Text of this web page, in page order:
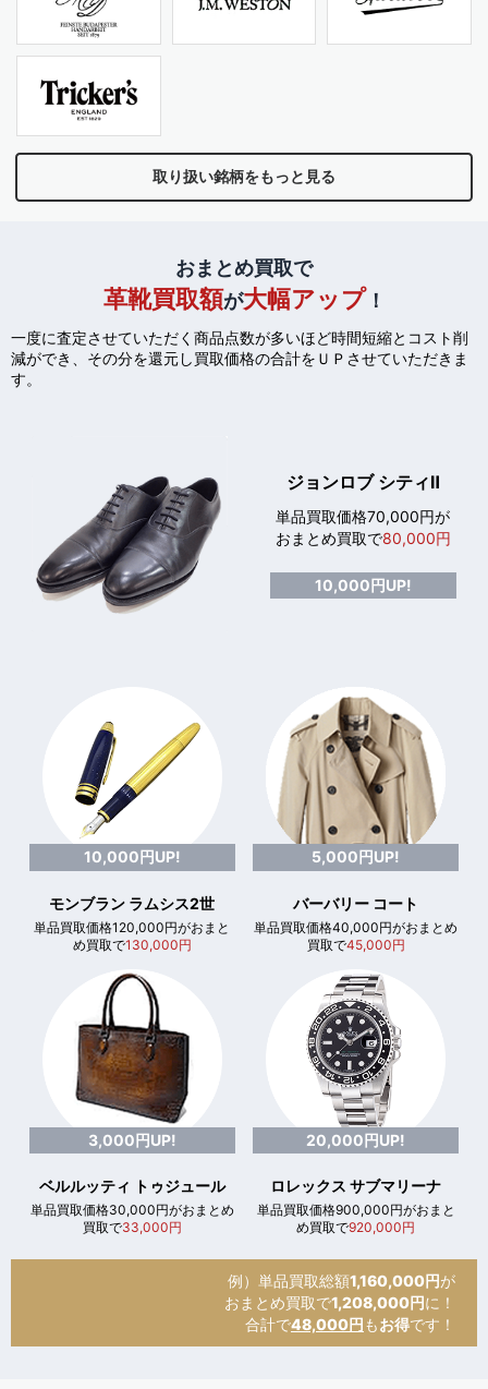
取り扱い銘柄をもっと見る
おまとめ買取で
革靴買取額が大幅アップ！
一度に査定させていただく商品点数が多いほど時間短縮とコスト削
減ができ、 その分を還元し買取価格の合計をＵＰさせていただきま
す。
ジョンロブ シティⅡ
単品買取価格70,000円が
おまとめ買取で80,000円
10,000円UP!
10,000円UP!
モンブラン ラムシス2世
単品買取価格120,000円がおまと
め買取で130,000円
5,000円UP!
バーバリー コート
単品買取価格40,000円がおまとめ
買取で45,000円
3,000円UP!
ベルルッティ トゥジュール
単品買取価格30,000円がおまとめ
買取で33,000円
20,000円UP!
ロレックス サブマリーナ
単品買取価格900,000円がおまと
め買取で920,000円
例）単品買取総額1,160,000円が
おまとめ買取で1,208,000円に！
合計で48,000円 もお得です！